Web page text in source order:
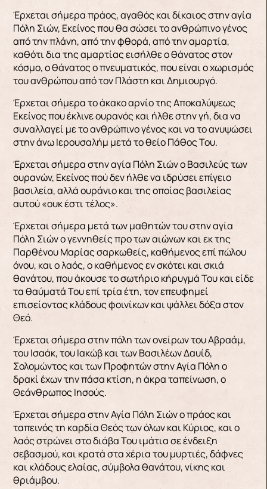
Έρχεται σήμερα πράος, αγαθός και δίκαιος στην αγία
Πόλη Σιών, Εκείνος που θα σώσει το ανθρώπινο γένος
από την πλάνη, από την φθορά, από την αμαρτία,
καθότι δια της αμαρτίας εισήλθε ο θάνατος στον
κόσμο, ο θάνατος ο πνευματικός, που είναι ο χωρισμός
του ανθρώπου από τον Πλάστη και Δημιουργό.
Έρχεται σήμερα το άκακο αρνίο της Αποκαλύψεως
Εκείνος που έκλινε ουρανός και ήλθε στην γή, δια να
συναλλαγεί με το ανθρώπινο γένος και να το ανυψώσει
στην άνω Ιερουσαλήμ μετά το θείο Πάθος Του.
Έρχεται σήμερα στην αγία Πόλη Σιών ο Βασιλεύς των
ουρανών, Εκείνος πού δεν ήλθε να ιδρύσει επίγειο
βασιλεία, αλλά ουράνιο και της οποίας βασιλείας
αυτού «ουκ έστι τέλος».
Έρχεται σήμερα μετά των μαθητών του στην αγία
Πόλη Σιών ο γεννηθείς προ των αιώνων και εκ της
Παρθένου Μαρίας σαρκωθείς, καθήμενος επί πώλου
όνου, και ο λαός, ο καθήμενος εν σκότει και σκιά
θανάτου, που άκουσε το σωτήριο κήρυγμά Του και είδε
τα θαύματά Του επί τρία έτη, τον επευφημεί
επισείοντας κλάδους φοινίκων και ψάλλει δόξα στον
Θεό.
Έρχεται σήμερα στην πόλη των ονείρων του Αβραάμ,
του Ισαάκ, του Ιακώβ και των Βασιλέων Δαυίδ,
Σολομώντος και των Προφητών στην Αγία Πόλη ο
δρακί έχων την πάσα κτίση, η άκρα ταπείνωση, ο
Θεάνθρωπος Ιησούς.
Έρχεται σήμερα στην Αγία Πόλη Σιών ο πράος και
ταπεινός τη καρδία Θεός των όλων και Κύριος, και ο
λαός στρώνει στο διάβα Του ιμάτια σε ένδειξη
σεβασμού, και κρατά στα χέρια του μυρτιές, δάφνες
και κλάδους ελαίας, σύμβολα θανάτου, νίκης και
θριάμβου.